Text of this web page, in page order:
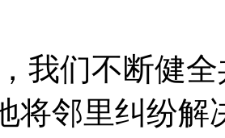
我们不断健
将邻里纠纷